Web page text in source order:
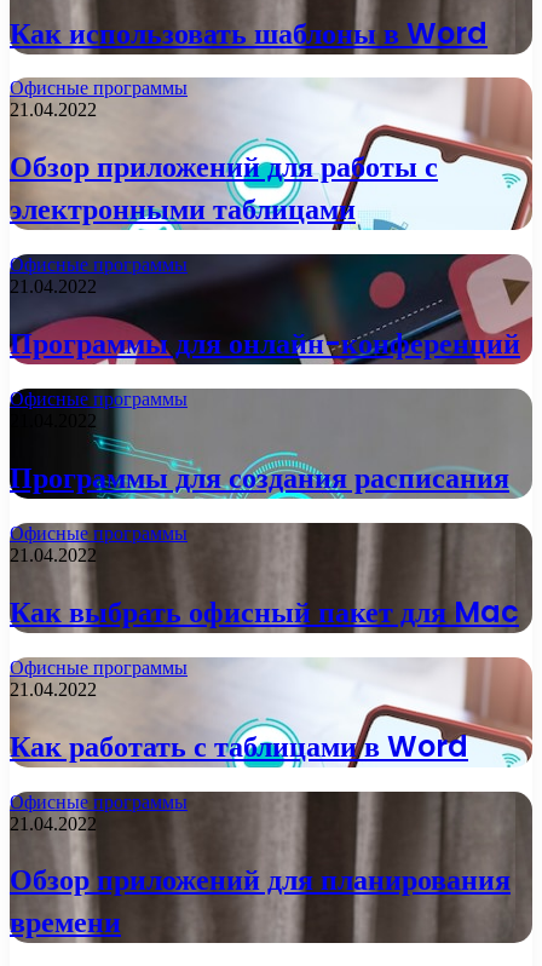
Как использовать шаблоны в Word
Офисные программы
21.04.2022
Обзор приложений для работы с
электронными таблицами
Офисные программы
21.04.2022
Программы для онлайн-конференций
Офисные программы
21.04.2022
Программы для создания расписания
Офисные программы
21.04.2022
Как выбрать офисный пакет для Mac
Офисные программы
21.04.2022
Как работать с таблицами в Word
Офисные программы
21.04.2022
Обзор приложений для планирования
времени